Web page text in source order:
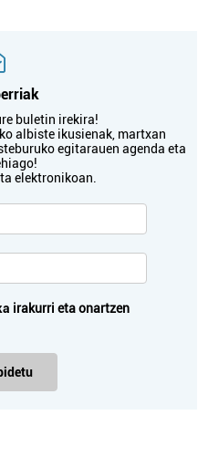
buletin irekira!
albiste ikusienak, martxan
egitarauen agenda eta
elektronikoan.
irakurri eta onartzen